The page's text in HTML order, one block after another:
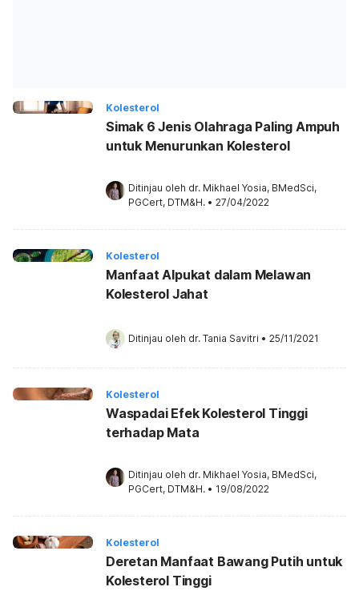
Kolesterol
Simak 6 Jenis Olahraga Paling Ampuh
untuk Menurunkan Kolesterol
Ditinjau oleh dr. Mikhael Yosia, BMedSci,
PGCert, DTM&H. • 27/04/2022
Kolesterol
Manfaat Alpukat dalam Melawan
Kolesterol Jahat
Ditinjau oleh dr. Tania Savitri • 25/11/2021
Kolesterol
Waspadai Efek Kolesterol Tinggi
terhadap Mata
Ditinjau oleh dr. Mikhael Yosia, BMedSci,
PGCert, DTM&H. • 19/08/2022
Kolesterol
Deretan Manfaat Bawang Putih untuk
Kolesterol Tinggi